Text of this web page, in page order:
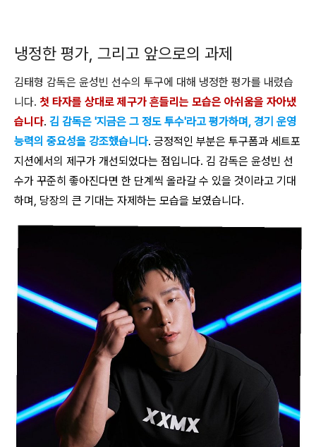
냉정한 평가, 그리고 앞으로의 과제
김태형 감독은 윤성빈 선수의 투구에 대해 냉정한 평가를 내렸습
니다. 첫 타자를 상대로 제구가 흔들리는 모습은 아쉬움을 자아냈
습니다. 김 감독은 '지금은 그 정도 투수'라고 평가하며, 경기 운영
능력의 중요성을 강조했습니다. 긍정적인 부분은 투구폼과 세트포
지션에서의 제구가 개선되었다는 점입니다. 김 감독은 윤성빈 선
수가 꾸준히 좋아진다면 한 단계씩 올라갈 수 있을 것이라고 기대
하며, 당장의 큰 기대는 자제하는 모습을 보였습니다.